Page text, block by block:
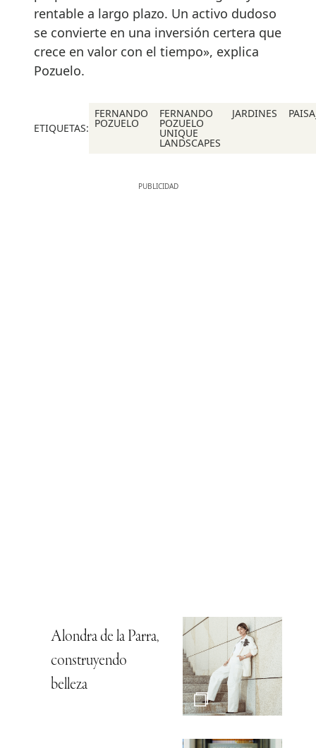
rentable a largo plazo. Un activo dudoso
se convierte en una inversión certera que
crece en valor con el tiempo», explica
Pozuelo.
ETIQUETAS:
FERNANDO
POZUELO
FERNANDO
POZUELO
UNIQUE
LANDSCAPES
JARDINES
Alondra de la Parra,
construyendo
belleza